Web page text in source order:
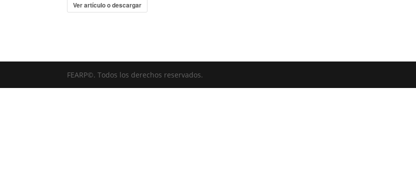
Ver artículo o descargar
FEARP©. Todos los derechos reservados.